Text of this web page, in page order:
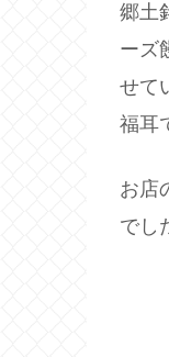
郷土
ーズ
せて
福耳
お店
でし